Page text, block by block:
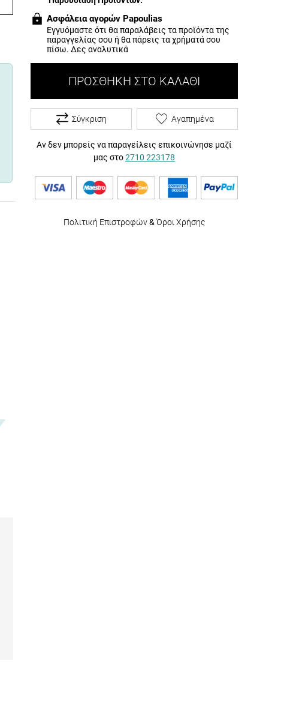
Ασφάλεια αγορών Papoulias
Εγγυόμαστε ότι θα παραλάβεις τα προϊόντα της
παραγγελίας σου ή θα πάρεις τα χρήματά σου
πίσω. Δες αναλυτικά
ΠΡΟΣΘΉΚΗ ΣΤΟ ΚΑΛΆΘΙ
Σύγκριση Αγαπημένα
Αν δεν μπορείς να παραγείλεις επικοινώνησε μαζί
μας στο2710 223178
Πολιτική Επιστροφών&Όροι Χρήσης